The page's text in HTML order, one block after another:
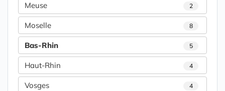
Meuse 2
Moselle 8
Bas-Rhin 5
Haut-Rhin 4
Vosges 4